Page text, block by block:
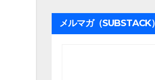
メルマガ（SUBSTACK）